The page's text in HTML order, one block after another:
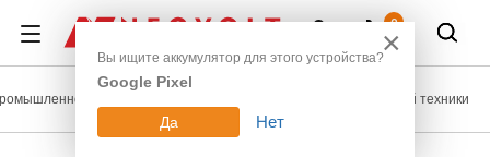
0
оборудование Аккумуляторы для медицинской техники
×
Вы ищите аккумулятор для этого устройства?
Google Pixel
Да Нет